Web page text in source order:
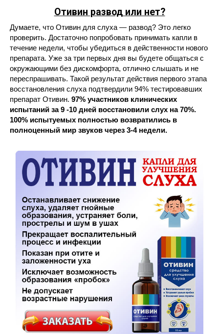
Отивин развод или нет?
Думаете, что Отивин для слуха — развод? Это легко
проверить. Достаточно попробовать принимать капли в
течение недели, чтобы убедиться в действенности нового
препарата. Уже за три первых дня вы будете общаться с
окружающими без дискомфорта, отлично слышать и не
переспрашивать. Такой результат действия первого этапа
восстановления слуха подтвердили 94% тестировавших
препарат Отивин. 97% участников клинических
испытаний за 9 -10 дней восстановили слух на 70%.
100% испытуемых полностью возвратились в
полноценный мир звуков через 3-4 недели.